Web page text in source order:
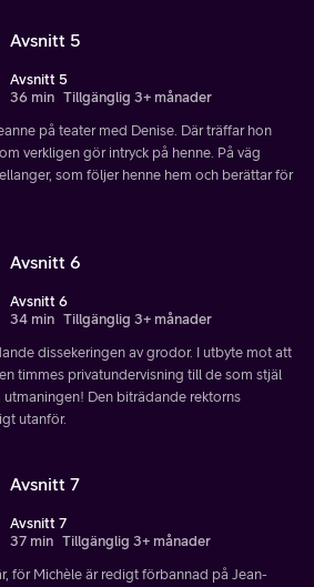
Avsnitt 5
Avsnitt 5
36 min Tillgänglig 3+ månader
på teater med Denise. Där träffar hon
verkligen gör intryck på henne. På väg
som följer henne hem och berättar för
Avsnitt 6
Avsnitt 6
34 min Tillgänglig 3+ månader
dissekeringen av grodor. I utbyte mot att
timmes privatundervisning till de som stjäl
utmaningen! Den biträdande rektorns
utanför.
Avsnitt 7
Avsnitt 7
37 min Tillgänglig 3+ månader
för Michèle är redigt förbannad på Jean-